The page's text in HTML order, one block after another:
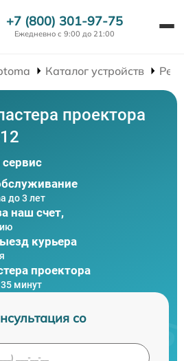
+7 (800) 301-97-75
Ежедневно с 9:00 до 21:00
Каталог устройств
проектора
до 3 лет
наш счет,
курьера
проектора
минут
со